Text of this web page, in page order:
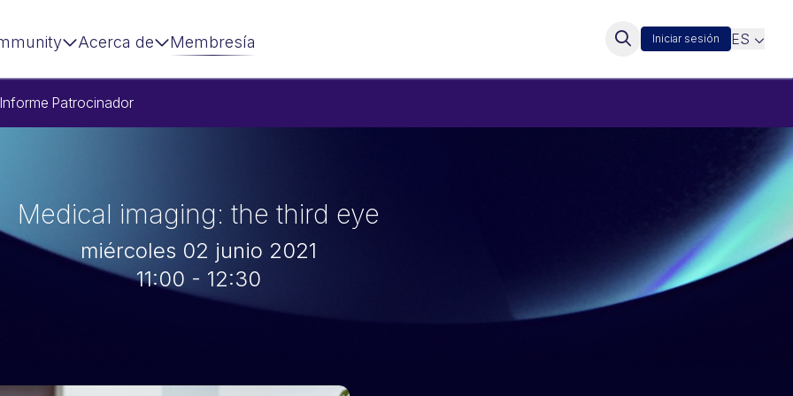
Acerca de Membresía Iniciar sesión ES
Informe Patrocinador
Medical imaging: the third eye
miércoles 02 junio 2021
11:00 - 12:30